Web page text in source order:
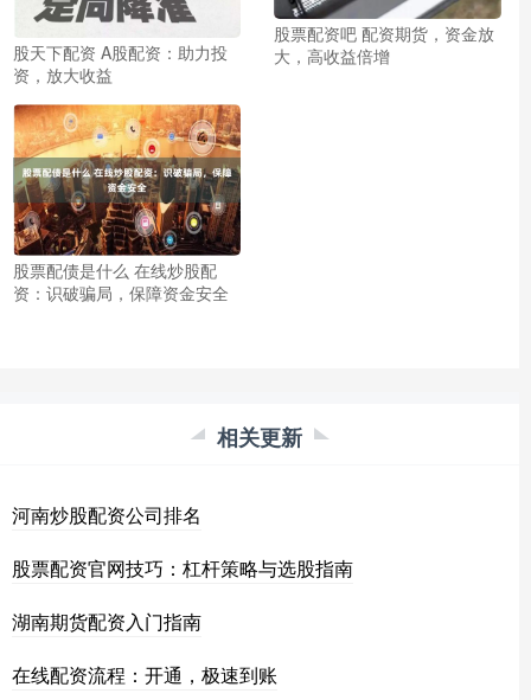
股天下配资 A股配资：助力投
资，放大收益
股票配资吧 配资期货，资金放
大，高收益倍增
股票配债是什么 在线炒股配
资：识破骗局，保障资金安全
相关更新
河南炒股配资公司排名
股票配资官网技巧：杠杆策略与选股指南
湖南期货配资入门指南
在线配资流程：开通，极速到账